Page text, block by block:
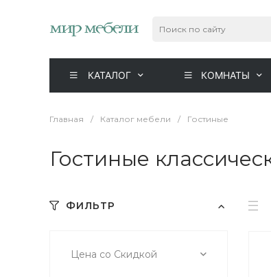
КАТАЛОГ КОМНАТЫ
Главная / Каталог мебели / Гостиные
Гостиные
ФИЛЬТР
Цена со Скидкой